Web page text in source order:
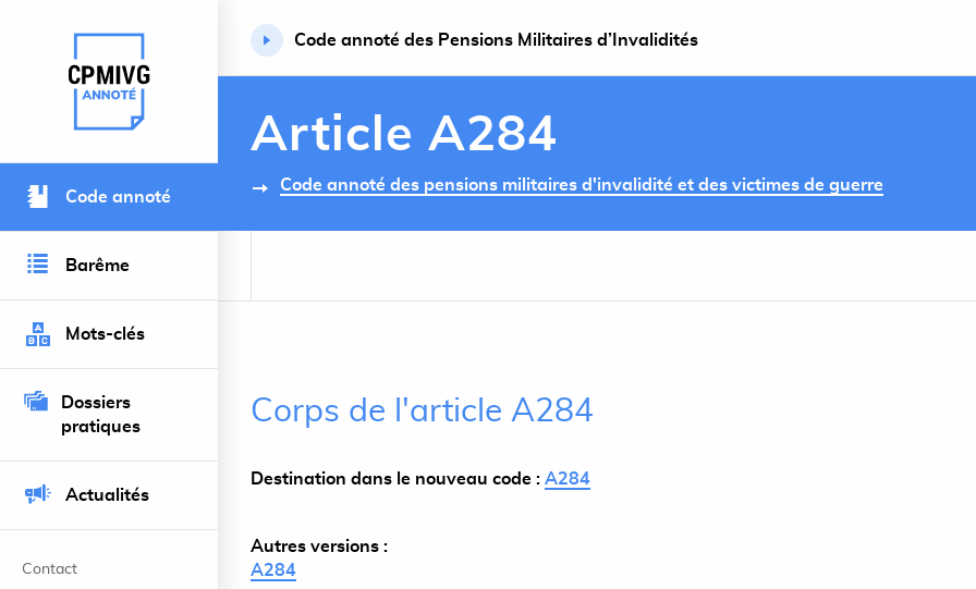
Retour à l’accueil du site
Code annoté
Barême
Mots-clés
Dossiers
pratiques
Actualités
Contact
Code annoté des Pensions Militaires d’Invalidités
Article A284
Code annoté des pensions militaires d'invalidité et des victimes de guerre
Corps de l'article A284
Destination dans le nouveau code : A284
Autres versions :
A284